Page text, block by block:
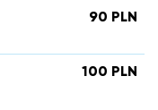
90 PLN
100 PLN